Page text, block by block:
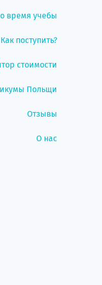
время учебы
Как поступить?
стоимости
Польщи
Отзывы
О нас